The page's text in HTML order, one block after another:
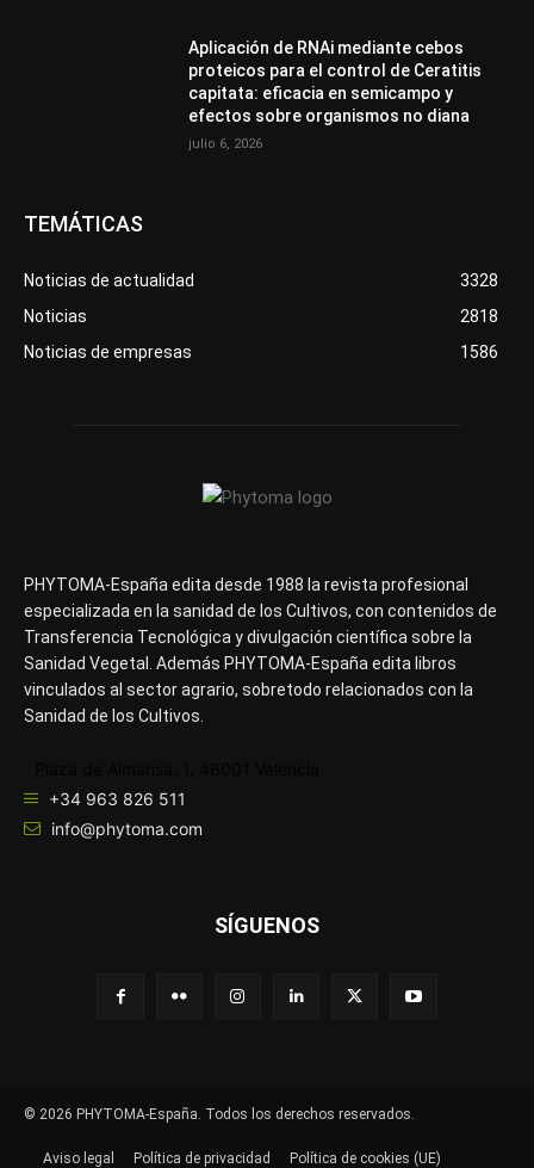
Aplicación de RNAi mediante cebos
proteicos para el control de Ceratitis
capitata: eficacia en semicampo y
efectos sobre organismos no diana
julio 6, 2026
TEMÁTICAS
Noticias de actualidad
3328
Noticias
2818
Noticias de empresas
1586
PHYTOMA-España edita desde 1988 la revista profesional
especializada en la sanidad de los Cultivos, con contenidos de
Transferencia Tecnológica y divulgación científica sobre la
Sanidad Vegetal. Además PHYTOMA-España edita libros
vinculados al sector agrario, sobretodo relacionados con la
Sanidad de los Cultivos.
+34 963 826 511
info@phytoma.com
SÍGUENOS
© 2026 PHYTOMA-España. Todos los derechos reservados.
Aviso legal Política de privacidad Política de cookies (UE)